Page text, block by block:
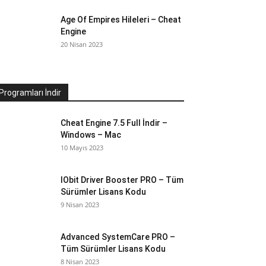
Age Of Empires Hileleri – Cheat
Engine
20 Nisan 2023
İndir
Cheat Engine 7.5 Full İndir –
Windows – Mac
10 Mayıs 2023
IObit Driver Booster PRO – Tüm
Sürümler Lisans Kodu
9 Nisan 2023
Advanced SystemCare PRO –
Tüm Sürümler Lisans Kodu
8 Nisan 2023